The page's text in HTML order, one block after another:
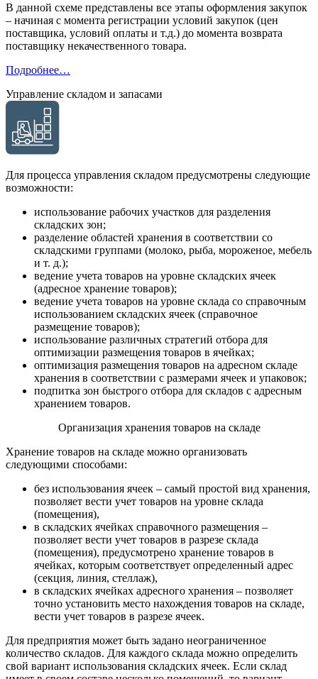
В данной схеме представлены все этапы оформления закупок
– начиная с момента регистрации условий закупок (цен
поставщика, условий оплаты и т.д.) до момента возврата
поставщику некачественного товара.
Подробнее…
Управление складом и запасами
Для процесса управления складом предусмотрены следующие
возможности:
использование рабочих участков для разделения
складских зон;
разделение областей хранения в соответствии со
складскими группами (молоко, рыба, мороженое, мебель
и т. д.);
ведение учета товаров на уровне складских ячеек
(адресное хранение товаров);
ведение учета товаров на уровне склада со справочным
использованием складских ячеек (справочное
размещение товаров);
использование различных стратегий отбора для
оптимизации размещения товаров в ячейках;
оптимизация размещения товаров на адресном складе
хранения в соответствии с размерами ячеек и упаковок;
подпитка зон быстрого отбора для складов с адресным
хранением товаров.
Организация хранения товаров на складе
Хранение товаров на складе можно организовать
следующими способами:
без использования ячеек – самый простой вид хранения,
позволяет вести учет товаров на уровне склада
(помещения),
в складских ячейках справочного размещения –
позволяет вести учет товаров в разрезе склада
(помещения), предусмотрено хранение товаров в
ячейках, которым соответствует определенный адрес
(секция, линия, стеллаж),
в складских ячейках адресного хранения – позволяет
точно установить место нахождения товаров на складе,
вести учет товаров в разрезе ячеек.
Для предприятия может быть задано неограниченное
количество складов. Для каждого склада можно определить
свой вариант использования складских ячеек. Если склад